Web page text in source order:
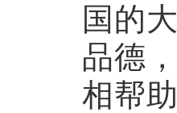
国的
品德
相帮